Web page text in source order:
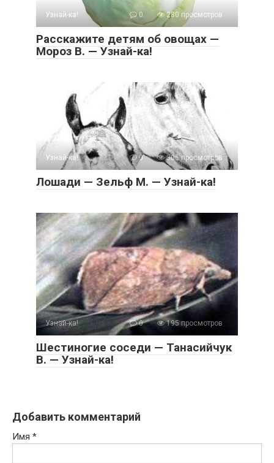
Узнай-ка! 0 280 просмотров
Расскажите детям об овощах —
Мороз В. — Узнай-ка!
Узнай-ка! 0 306 просмотров
Лошади — Зельф М. — Узнай-ка!
Узнай-ка! 0 195 просмотров
Шестиногие соседи — Танасийчук
В. — Узнай-ка!
Добавить комментарий
Имя *